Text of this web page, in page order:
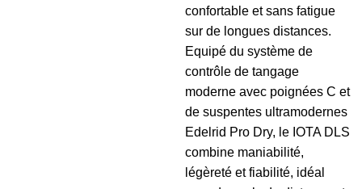
confortable et sans fatigue
sur de longues distances.
Equipé du système de
contrôle de tangage
moderne avec poignées C et
de suspentes ultramodernes
Edelrid Pro Dry, le IOTA DLS
combine maniabilité,
légèreté et fiabilité, idéal